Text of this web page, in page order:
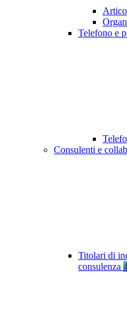
Telefono e
Consulenti e
Titolari di
consulenza